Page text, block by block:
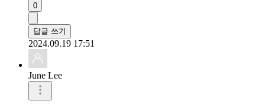
0
답글 쓰기
2024.09.19 17:51
June Lee